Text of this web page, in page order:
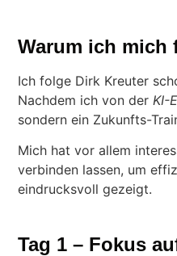
Warum ich mich
Ich folge Dirk Kreuter
Nachdem ich von der KI-
sondern ein Zukunfts-
Mich hat vor allem
verbinden lassen, um
eindrucksvoll gezeigt.
Tag 1 – Fokus